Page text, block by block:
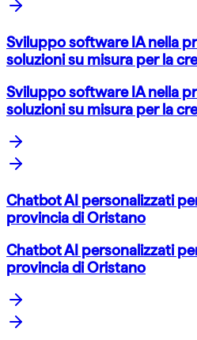
Sviluppo software IA nella
soluzioni su misura per la
Sviluppo software IA nella
soluzioni su misura per la
Chatbot AI personalizzati
provincia di Oristano
Chatbot AI personalizzati
provincia di Oristano